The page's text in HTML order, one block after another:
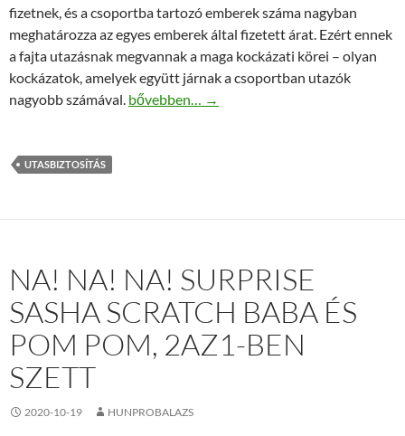
fizetnek, és a csoportba tartozó emberek száma nagyban
meghatározza az egyes emberek által fizetett árat. Ezért ennek
a fajta utazásnak megvannak a maga kockázati körei – olyan
kockázatok, amelyek együtt járnak a csoportban utazók
nagyobb számával. A legjobb csoportos utasbiztosítás!
bővebben… →
UTASBIZTOSÍTÁS
NA! NA! NA! SURPRISE
SASHA SCRATCH BABA ÉS
POM POM, 2AZ1-BEN
SZETT
2020-10-19 HUNPROBALAZS